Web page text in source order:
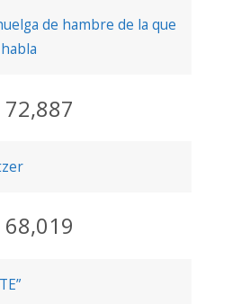
de hambre de la que
72,887
68,019